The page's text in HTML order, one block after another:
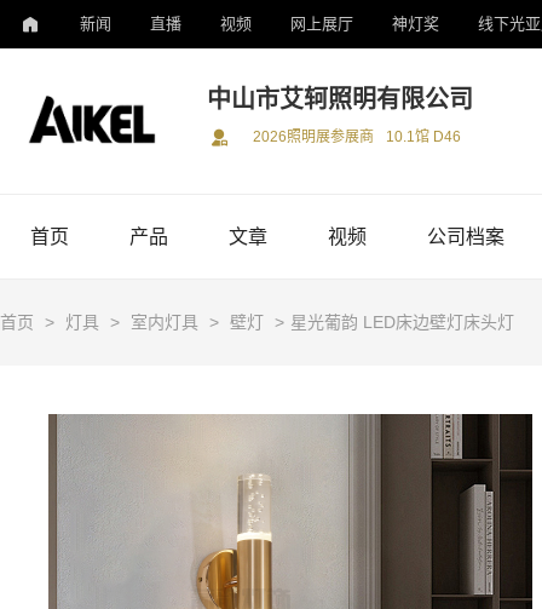
新闻 直播 视频 网上展厅 神灯奖 线下光
中山市艾轲照明有限公司
2026照明展参展商 10.1馆 D46
首页 产品 文章 视频 公司档案
首页 > 灯具 > 室内灯具 > 壁灯 > 星光葡韵 LED床边壁灯床头灯